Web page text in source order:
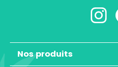
Nos produits